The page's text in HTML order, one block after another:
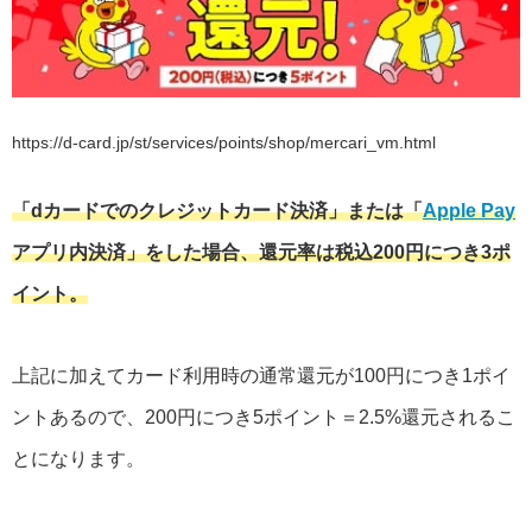
https://d-card.jp/st/services/points/shop/mercari_vm.html
「dカードでのクレジットカード決済」または「Apple Pay
アプリ内決済」をした場合、還元率は税込200円につき3ポ
イント。
上記に加えてカード利用時の通常還元が100円につき1ポイ
ントあるので、200円につき5ポイント＝2.5%還元されるこ
とになります。